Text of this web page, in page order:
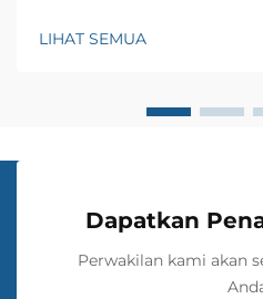
signifikan seperti pelapis
LIHAT SEMUA
Dapatkan
Perwakilan kami akan